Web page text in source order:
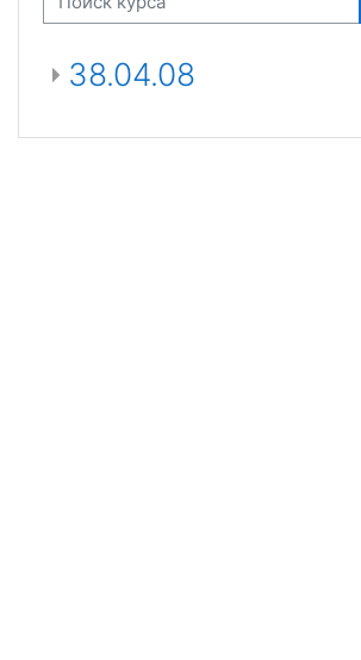
Поиск курса
38.04.08